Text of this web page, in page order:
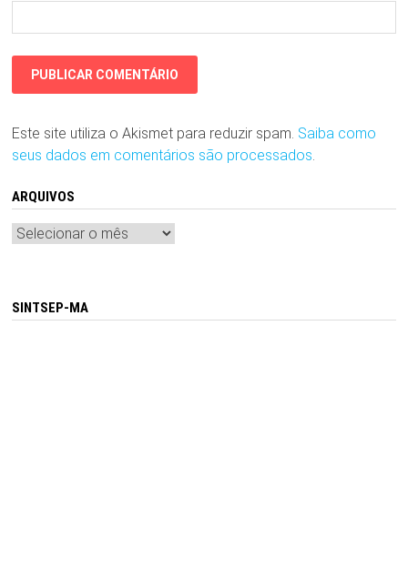
Este site utiliza o Akismet para reduzir spam. Saiba como
seus dados em comentários são processados.
ARQUIVOS
Arquivos
SINTSEP-MA